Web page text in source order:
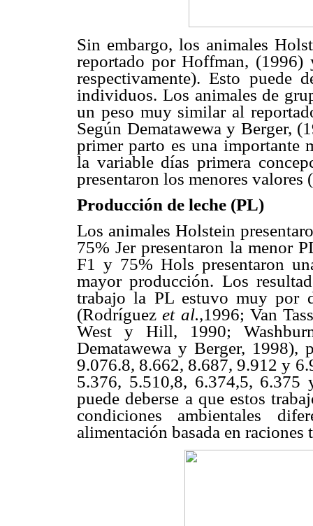
Sin embargo, los animales
reportado por Hoffman,
respectivamente). Esto puede
individuos. Los animales de
un peso muy similar al
Según Dematawewa y Berger,
primer parto es una importante
la variable días primera
presentaron los menores valores
Producción de leche (PL)
Los animales Holstein
75% Jer presentaron la menor
F1 y 75% Hols presentaron
mayor producción. Los
trabajo la PL estuvo muy por
(Rodríguezet al.,1996; Van
West y Hill, 1990;
Dematawewa y Berger, 1998),
9.076.8, 8.662, 8.687, 9.912 y
5.376, 5.510,8, 6.374,5, 6.375
puede deberse a que estos
condiciones ambientales
alimentación basada en raciones